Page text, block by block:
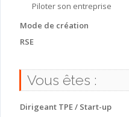
Piloter son entreprise
Mode de création
RSE
Vous êtes :
Dirigeant TPE / Start-up